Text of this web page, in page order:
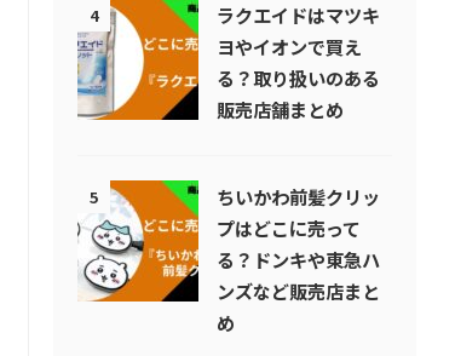
4
ラクエイドはマツキ
ヨやイオンで買え
る？取り扱いのある
販売店舗まとめ
5
ちいかわ前髪クリッ
プはどこに売って
る？ドンキや東急ハ
ンズなど販売店まと
め